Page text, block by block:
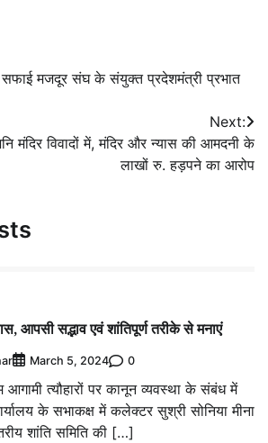
सफाई मजदूर संघ के संयुक्त प्रदेशमंत्री प्रभात
Next:
मंदिर विवादों में, मंदिर और न्यास की आमदनी के
लाखों रु. हड़पने का आरोप
आपसी सद्भाव एवं शांतिपूर्ण तरीके से मनाएं
March 5, 2024 0
आगामी त्यौहारों पर कानून व्यवस्था के संबंध में
के सभाकक्ष में कलेक्टर सुश्री सोनिया मीना
शांति समिति की […]